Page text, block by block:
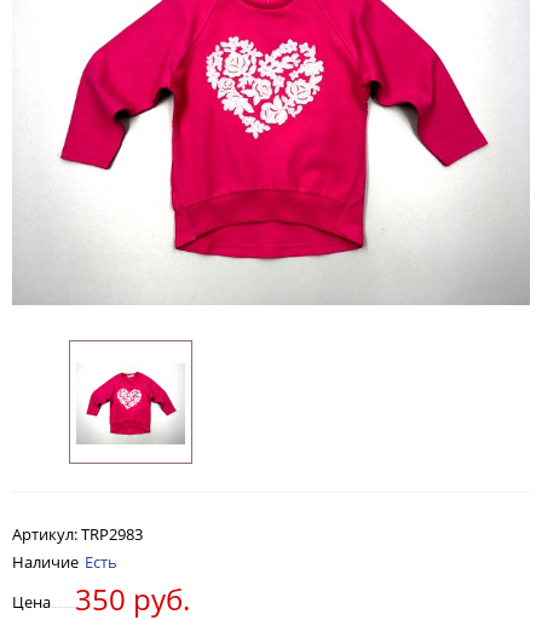
Артикул:TRP2983
Наличие Есть
Цена
350 руб.